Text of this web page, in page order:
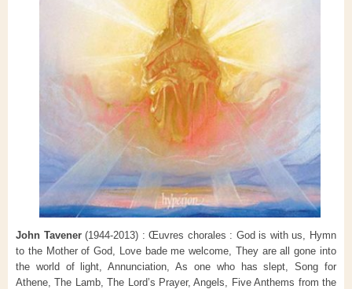
John Tavener(1944-2013) : Œuvres chorales : God is with us, Hymn
to the Mother of God, Love bade me welcome, They are all gone into
the world of light, Annunciation, As one who has slept, Song for
Athene, The Lamb, The Lord’s Prayer, Angels, Five Anthems from the